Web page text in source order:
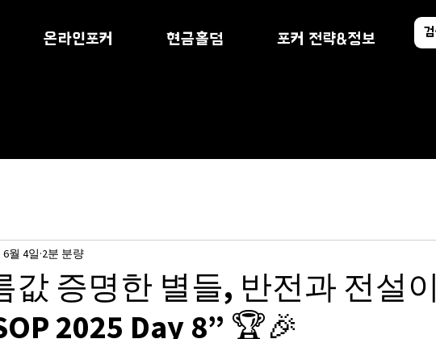
온라인포커 현금홀덤 포커 전략&정보
값 증명한 별들, 반전과 전설이
2025 Day 8” 🏆🎉
6월 4일 2분 분량